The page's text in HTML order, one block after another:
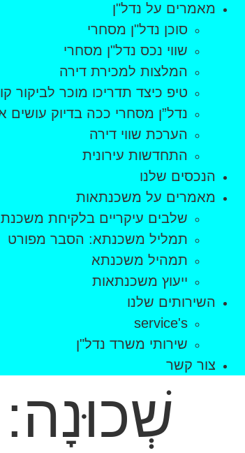
מאמרים על נדל"ן
סוכן נדל"ן מסחרי
שווי נכס נדל"ן מסחרי
המלצות למכירת דירה
טיפ כיצד תדריכו מוכר לביקור
נדל”ן מסחרי ככה בדיוק עושים
הערכת שווי דירה
התחדשות עירונית
הנכסים שלנו
מאמרים על משכנתאות
שלבים עיקריים בלקיחת
תמליל משכנתא: הסבר מפורט
תמהיל משכנתא
ייעוץ משכנתאות
השירותים שלנו
service's
שירותי משרד נדל"ן
צור קשר
שְׁכוּנָה: